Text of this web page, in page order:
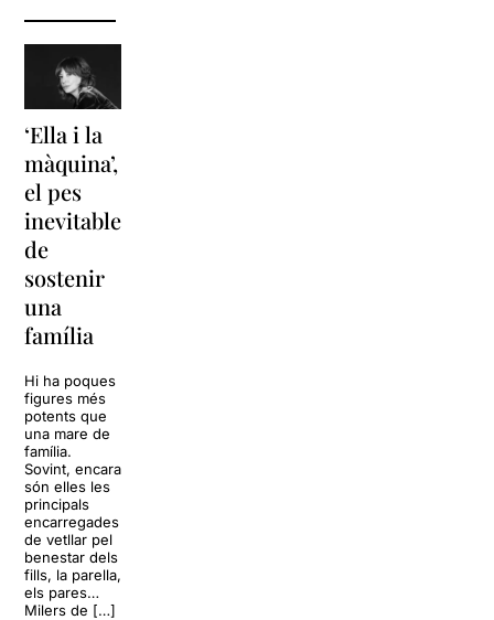
‘Ella i la
màquina’,
el pes
inevitable
de
sostenir
una
família
Hi ha poques
figures més
potents que
una mare de
família.
Sovint, encara
són elles les
principals
encarregades
de vetllar pel
benestar dels
fills, la parella,
els pares…
Milers de […]